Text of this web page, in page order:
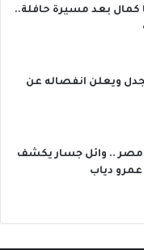
كمال بعد مسيرة حافلة..
ويعلن انفصاله عن
مصر .. وائل جسار يكشف
دياب